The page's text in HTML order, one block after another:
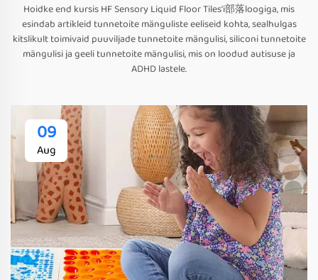
Hoidke end kursis HF Sensory Liquid Floor Tiles'i部落loogiga, mis
esindab artikleid tunnetoite mänguliste eeliseid kohta, sealhulgas
kitslikult toimivaid puuviljade tunnetoite mängulisi, siliconi tunnetoite
mängulisi ja geeli tunnetoite mängulisi, mis on loodud autisuse ja
ADHD lastele.
09
Aug